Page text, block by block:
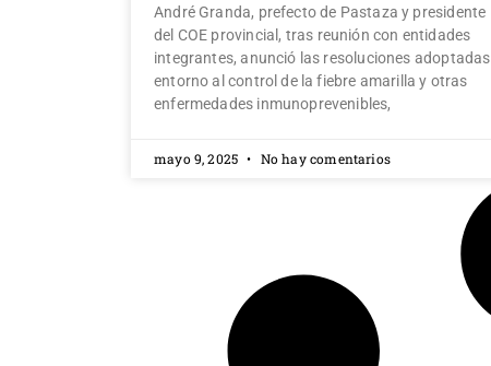
André Granda, prefecto de Pastaza y presidente
del COE provincial, tras reunión con entidades
integrantes, anunció las resoluciones adoptadas
entorno al control de la fiebre amarilla y otras
enfermedades inmunoprevenibles,
mayo 9, 2025 No hay comentarios